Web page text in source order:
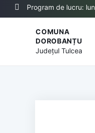
Program de lucru:
COMUNA
DOROBANȚU
JudețulTulcea